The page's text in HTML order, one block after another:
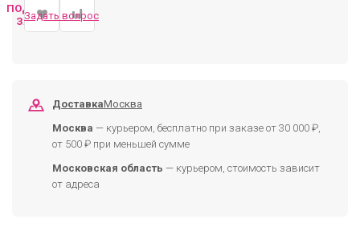
ПОДОБРАТЬ
ЗАМЕНУ
Задать вопрос
ДоставкаМосква
Москва — курьером, бесплатно при заказе от 30 000 ₽,
от 500 ₽ при меньшей сумме
Московская область — курьером, стоимость зависит
от адреса